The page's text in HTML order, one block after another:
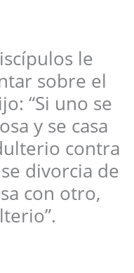
le
sobre el
“Si uno se
y se casa
contra
divorcia de
con otro,